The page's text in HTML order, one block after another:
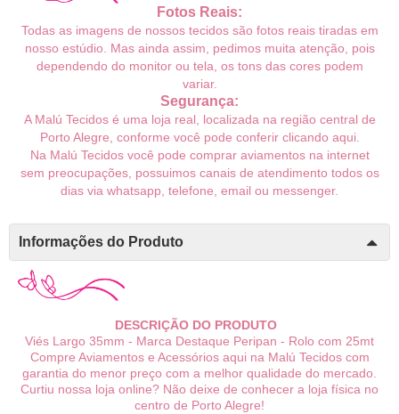
Fotos Reais:
Todas as imagens de nossos tecidos são fotos reais tiradas em
nosso estúdio. Mas ainda assim, pedimos muita atenção, pois
dependendo do monitor ou tela, os tons das cores podem
variar.
Segurança:
A Malú Tecidos é uma loja real, localizada na região central de
Porto Alegre, conforme você pode conferir clicando aqui.
Na Malú Tecidos você pode comprar aviamentos na internet
sem preocupações, possuimos canais de atendimento todos os
dias via whatsapp, telefone, email ou messenger.
Informações do Produto
DESCRIÇÃO DO PRODUTO
Viés Largo 35mm - Marca Destaque Peripan - Rolo com 25mt
Compre Aviamentos e Acessórios aqui na Malú Tecidos com
garantia do menor preço com a melhor qualidade do mercado.
Curtiu nossa loja online? Não deixe de conhecer a loja física no
centro de Porto Alegre!